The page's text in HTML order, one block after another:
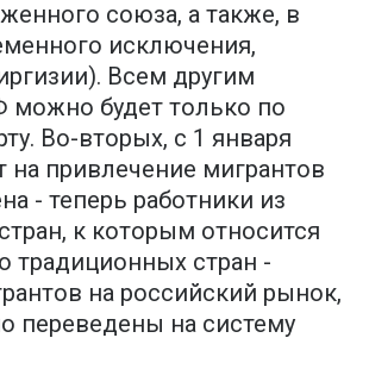
союза, а также, в
исключения,
Всем другим
можно будет только по
Во-вторых, с 1 января
на привлечение мигрантов
- теперь работники из
к которым относится
традиционных стран -
на российский рынок,
переведены на систему